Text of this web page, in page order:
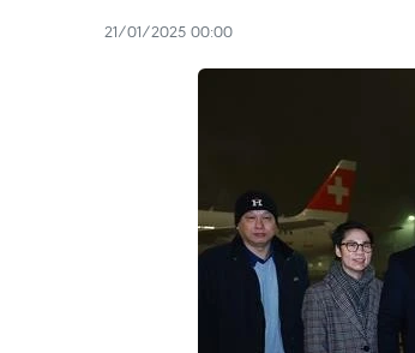
21/01/2025 00:00